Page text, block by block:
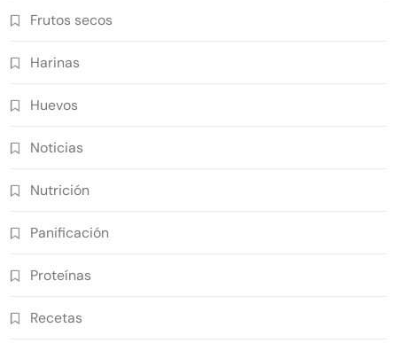
Frutos secos
Harinas
Huevos
Noticias
Nutrición
Panificación
Proteínas
Recetas